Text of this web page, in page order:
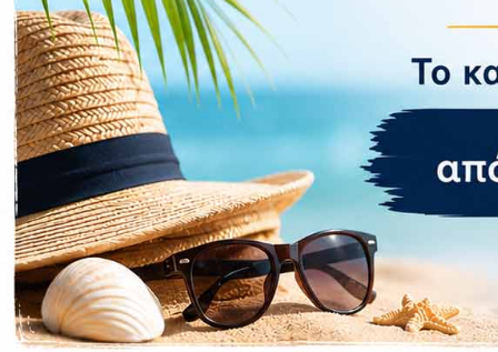
CASE FANS
LIQUID COOLERS
CPU COOLERS
ΕΙΚΟΝΑ-ΗΧΟΣ
ACCESSORIES
GAMING
ΟΙΚΙΑΚΕΣ ΣΥΣΚΕΥΕΣ
ΠΡΟΣΩΠΙΚΗ ΦΡΟΝΤΙΔΑ